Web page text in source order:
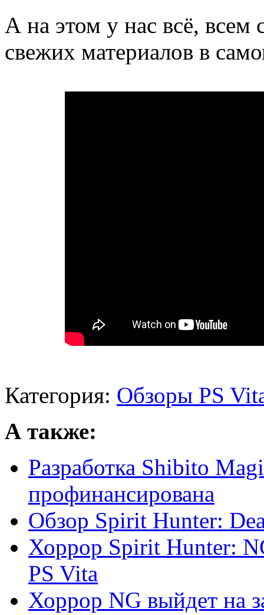
А на этом у нас всё,
свежих материалов в
Категория: Обзоры PS
А также:
Разработка Shibito
профинансирована
Обзор Spirit Hunter:
Хоррор Spirit Hunter:
PS Vita
Хоррор NG выйдет на